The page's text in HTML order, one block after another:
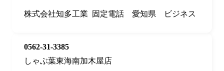
株式会社知多工業
固定電話 愛知県 ビジネス
0562-31-3385
しゃぶ葉東海南加木屋店